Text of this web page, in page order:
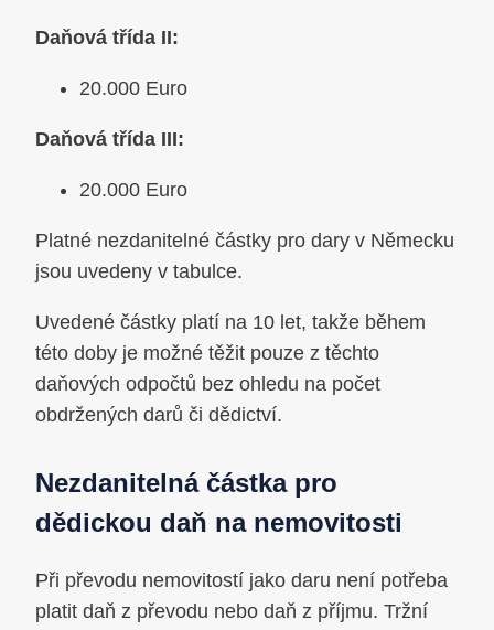
Daňová třída II:
20.000 Euro
Daňová třída III:
20.000 Euro
Platné nezdanitelné částky pro dary v Německu
jsou uvedeny v tabulce.
Uvedené částky platí na 10 let, takže během
této doby je možné těžit pouze z těchto
daňových odpočtů bez ohledu na počet
obdržených darů či dědictví.
Nezdanitelná částka pro
dědickou daň na nemovitosti
Při převodu nemovitostí jako daru není potřeba
platit daň z převodu nebo daň z příjmu. Tržní